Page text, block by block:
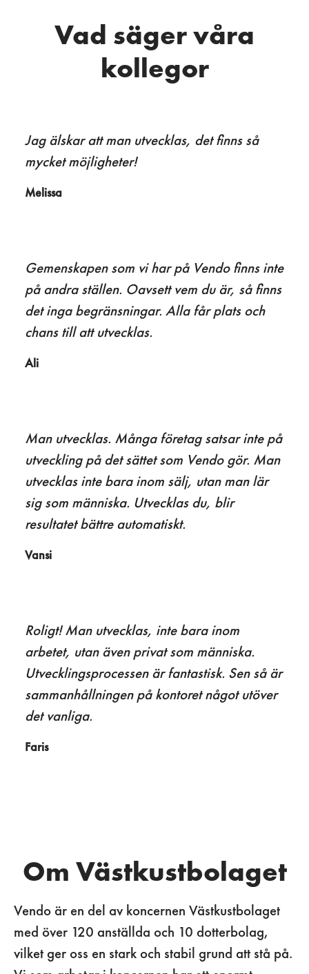
Vad säger våra
kollegor
Jag älskar att man utvecklas, det finns så
mycket möjligheter!
Melissa
Gemenskapen som vi har på Vendo finns inte
på andra ställen. Oavsett vem du är, så finns
det inga begränsningar. Alla får plats och
chans till att utvecklas.
Ali
Man utvecklas. Många företag satsar inte på
utveckling på det sättet som Vendo gör. Man
utvecklas inte bara inom sälj, utan man lär
sig som människa. Utvecklas du, blir
resultatet bättre automatiskt.
Vansi
Roligt! Man utvecklas, inte bara inom
arbetet, utan även privat som människa.
Utvecklingsprocessen är fantastisk. Sen så är
sammanhållningen på kontoret något utöver
det vanliga.
Faris
Om Västkustbolaget
Vendo är en del av koncernen Västkustbolaget
med över 120 anställda och 10 dotterbolag,
vilket ger oss en stark och stabil grund att stå på.